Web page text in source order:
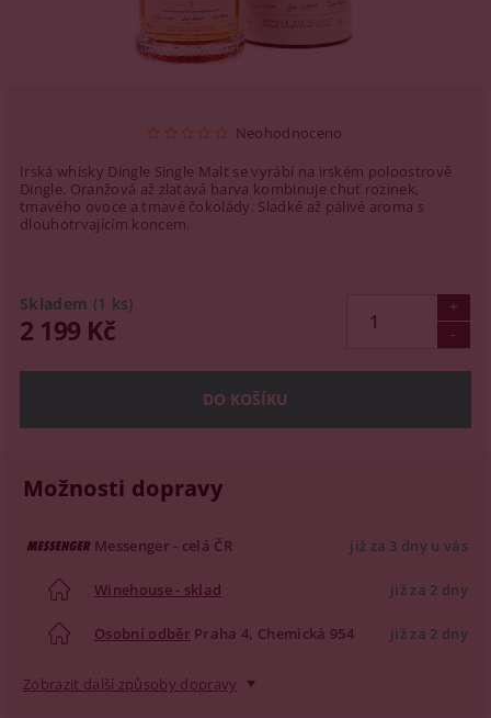
Neohodnoceno
Irská whisky Dingle Single Malt se vyrábí na irském poloostrově
Dingle. Oranžová až zlatavá barva kombinuje chuť rozinek,
tmavého ovoce a tmavé čokolády. Sladké až pálivé aroma s
dlouhotrvajícím koncem.
Skladem (1 ks)
2 199 Kč
Možnosti dopravy
Messenger - celá ČR již za 3 dny u vás
Winehouse - sklad již za 2 dny
Osobní odběr Praha 4, Chemická 954 již za 2 dny
Zobrazit další způsoby dopravy